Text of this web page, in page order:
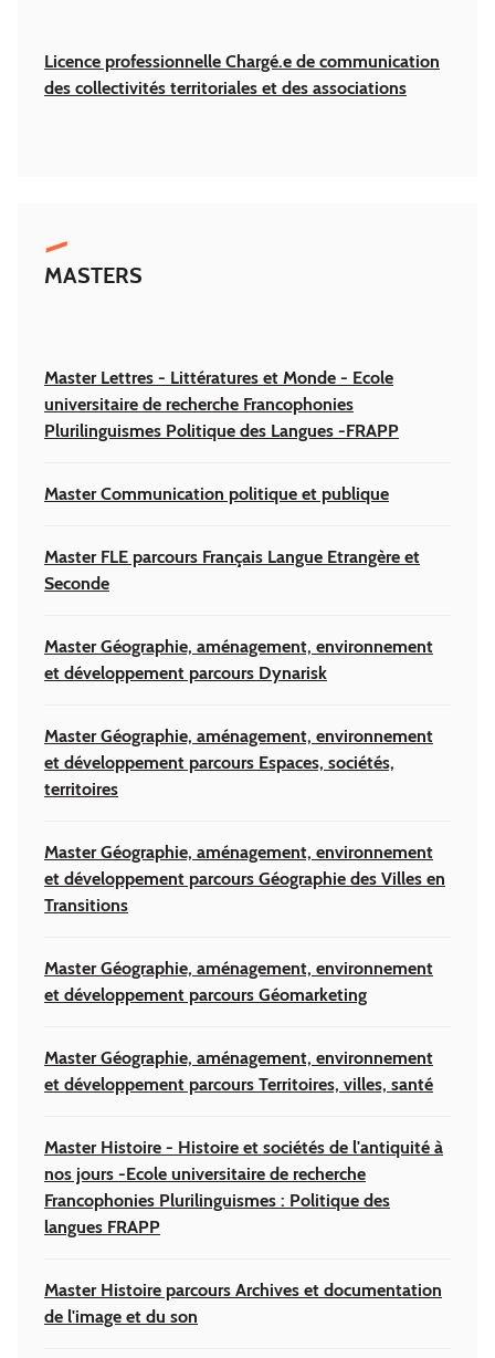
Licence professionnelle Chargé.e de communication
des collectivités territoriales et des associations
MASTERS
Master Lettres - Littératures et Monde - Ecole
universitaire de recherche Francophonies
Plurilinguismes Politique des Langues -FRAPP
Master Communication politique et publique
Master FLE parcours Français Langue Etrangère et
Seconde
Master Géographie, aménagement, environnement
et développement parcours Dynarisk
Master Géographie, aménagement, environnement
et développement parcours Espaces, sociétés,
territoires
Master Géographie, aménagement, environnement
et développement parcours Géographie des Villes en
Transitions
Master Géographie, aménagement, environnement
et développement parcours Géomarketing
Master Géographie, aménagement, environnement
et développement parcours Territoires, villes, santé
Master Histoire - Histoire et sociétés de l'antiquité à
nos jours -Ecole universitaire de recherche
Francophonies Plurilinguismes : Politique des
langues FRAPP
Master Histoire parcours Archives et documentation
de l'image et du son